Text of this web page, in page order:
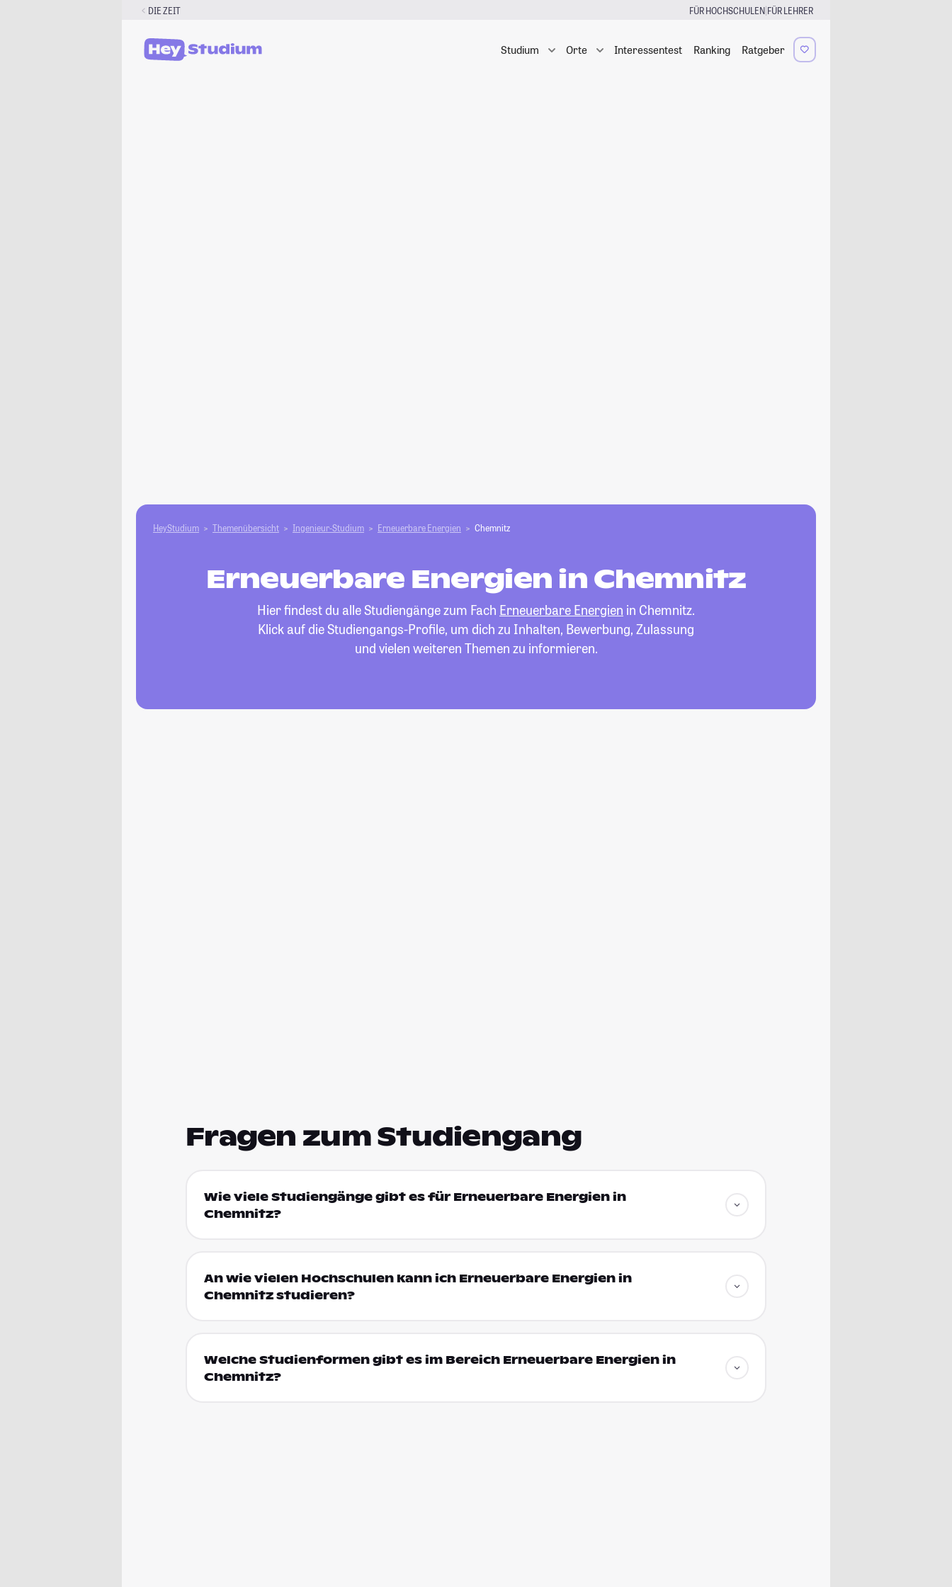
DIE ZEIT FÜR HOCHSCHULEN|FÜR LEHRER
Studium Orte Interessentest Ranking Ratgeber
HeyStudium Themenübersicht Ingenieur-Studium Erneuerbare Energien Chemnitz
Erneuerbare Energien in Chemnitz
Hier findest du alle Studiengänge zum Fach Erneuerbare Energien in Chemnitz.
Klick auf die Studiengangs-Profile, um dich zu Inhalten, Bewerbung, Zulassung
und vielen weiteren Themen zu informieren.
Fragen zum Studiengang
Wie viele Studiengänge gibt es für Erneuerbare Energien in
Chemnitz?
An wie vielen Hochschulen kann ich Erneuerbare Energien in
Chemnitz studieren?
Welche Studienformen gibt es im Bereich Erneuerbare Energien in
Chemnitz?